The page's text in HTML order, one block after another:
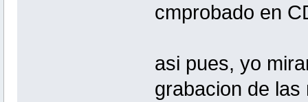
cmprobado en
asi pues, yo
grabacion de las